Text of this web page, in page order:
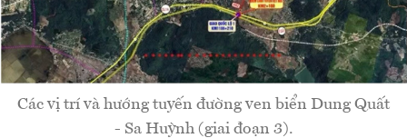
Các vị trí và hướng tuyến đường ven biển Dung Quất
- Sa Huỳnh (giai đoạn 3).